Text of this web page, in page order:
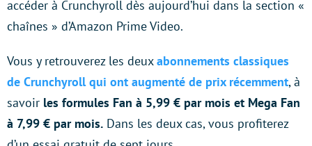
accéder à Crunchyroll dès aujourd’hui dans la section «
chaînes » d’Amazon Prime Video.
Vous y retrouverez les deuxabonnements classiques
de Crunchyroll qui ont augmenté de prix récemment, à
savoir les formules Fan à 5,99 € par mois et Mega Fan
à 7,99 € par mois. Dans les deux cas, vous profiterez